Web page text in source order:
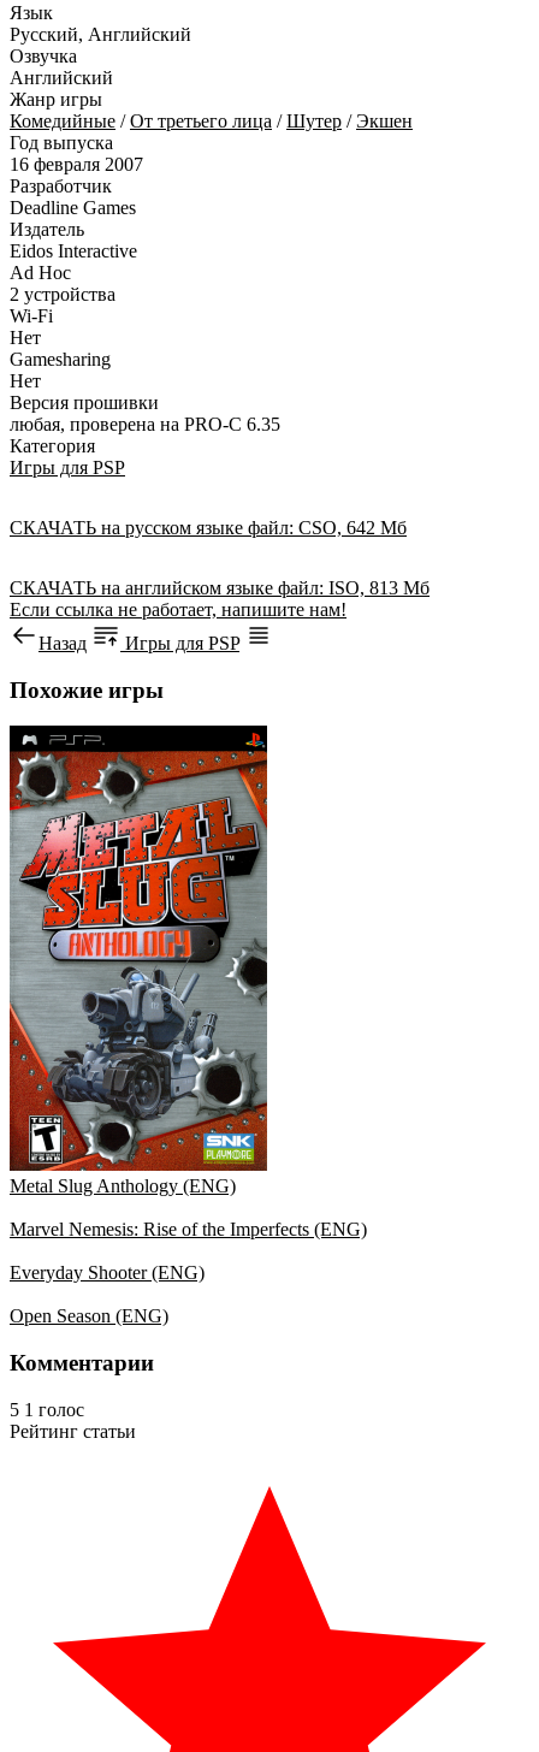
Язык
Русский, Английский
Озвучка
Английский
Жанр игры
Комедийные /От третьего лица /Шутер /Экшен
Год выпуска
16 февраля 2007
Разработчик
Deadline Games
Издатель
Eidos Interactive
Ad Hoc
2 устройства
Wi-Fi
Нет
Gamesharing
Нет
Версия прошивки
любая, проверена на PRO-C 6.35
Категория
Игры для PSP
СКАЧАТЬ на русском языке файл: CSO, 642 Мб
СКАЧАТЬ на английском языке файл: ISO, 813 Мб
Если ссылка не работает, напишите нам!
Назад
Игры для PSP
Похожие игры
Metal Slug Anthology (ENG)
Marvel Nemesis: Rise of the Imperfects (ENG)
Everyday Shooter (ENG)
Open Season (ENG)
Комментарии
5 1 голос
Рейтинг статьи